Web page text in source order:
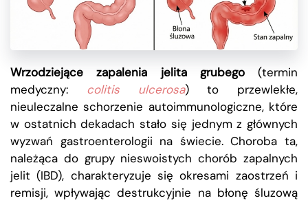
Wrzodziejące zapalenia jelita grubego(termin
medyczny: colitis ulcerosa) to przewlekłe,
nieuleczalne schorzenie autoimmunologiczne, które
w ostatnich dekadach stało się jednym z głównych
wyzwań gastroenterologii na świecie. Choroba ta,
należąca do grupy nieswoistych chorób zapalnych
jelit (IBD), charakteryzuje się okresami zaostrzeń i
remisji, wpływając destrukcyjnie na błonę śluzową